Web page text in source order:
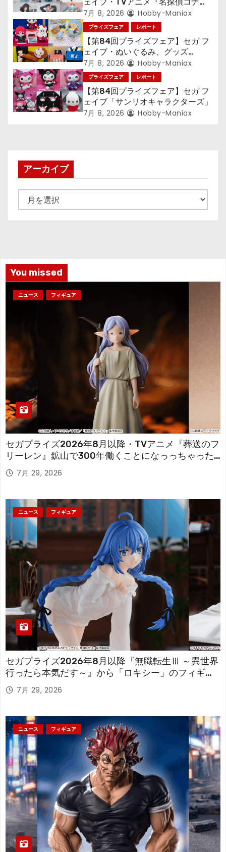
ョ
ン
ン』TVアニメ『呪術廻戦』『〈物
語〉シリーズ』「初音ミク」
7月 8, 2026 Hobby-Maniax
プライズフェア レポート
【第84回プライズフェア】セガ フ
ェイブ・ぬいぐるみ、グッズ
『LiSA』『ミニオン』『おさるの
ジョージ』『ポケットモンスター』
7月 8, 2026 Hobby-Maniax
プライズフェア レポート
【第84回プライズフェア】セガ フ
ェイブ「サンリオキャラクターズ」
7月 8, 2026 Hobby-Maniax
アーカイブ
ー
You missed
ニュース フィギュア
セガプライズ2026年8月以降・TVアニメ『葬送のフ
リーレン』鉱山で300年働くことになっっちゃった
「フリーレン」を立体化！
7月 29, 2026
ニュース フィギュア
セガプライズ2026年8月以降『無職転生Ⅲ ～異世界
行ったら本気だす～』から「ロキシー」のフィギュ
アが登場！
7月 29, 2026
ニュース フィギュア